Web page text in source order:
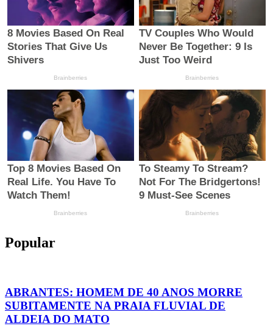
Popular
ABRANTES: HOMEM DE 40 ANOS MORRE
SUBITAMENTE NA PRAIA FLUVIAL DE
ALDEIA DO MATO